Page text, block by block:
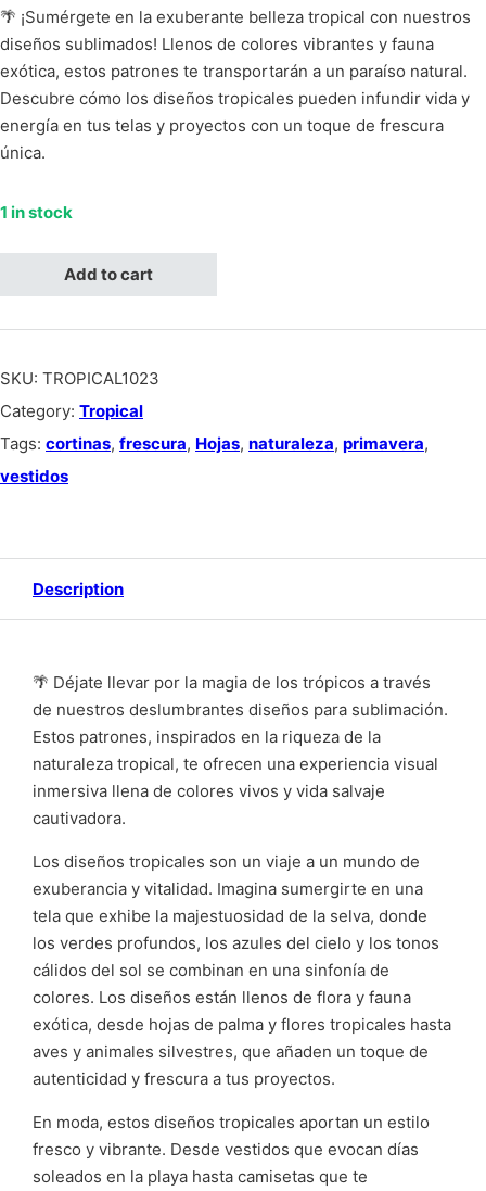
🌴 ¡Sumérgete en la exuberante belleza tropical con nuestros
diseños sublimados! Llenos de colores vibrantes y fauna
exótica, estos patrones te transportarán a un paraíso natural.
Descubre cómo los diseños tropicales pueden infundir vida y
energía en tus telas y proyectos con un toque de frescura
única.
1 in stock
Tropical hojas naranjas con azul, silueta de jaguares quantity
Add to cart
SKU: TROPICAL1023
Category: Tropical
Tags: cortinas, frescura, Hojas, naturaleza, primavera,
vestidos
Description
🌴 Déjate llevar por la magia de los trópicos a través
de nuestros deslumbrantes diseños para sublimación.
Estos patrones, inspirados en la riqueza de la
naturaleza tropical, te ofrecen una experiencia visual
inmersiva llena de colores vivos y vida salvaje
cautivadora.
Los diseños tropicales son un viaje a un mundo de
exuberancia y vitalidad. Imagina sumergirte en una
tela que exhibe la majestuosidad de la selva, donde
los verdes profundos, los azules del cielo y los tonos
cálidos del sol se combinan en una sinfonía de
colores. Los diseños están llenos de flora y fauna
exótica, desde hojas de palma y flores tropicales hasta
aves y animales silvestres, que añaden un toque de
autenticidad y frescura a tus proyectos.
En moda, estos diseños tropicales aportan un estilo
fresco y vibrante. Desde vestidos que evocan días
soleados en la playa hasta camisetas que te